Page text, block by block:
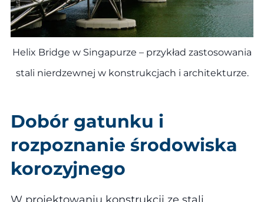
Helix Bridge w Singapurze – przykład zastosowania
stali nierdzewnej w konstrukcjach i architekturze.
Dobór gatunku i
rozpoznanie środowiska
korozyjnego